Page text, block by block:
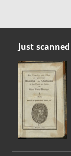
Just scanned